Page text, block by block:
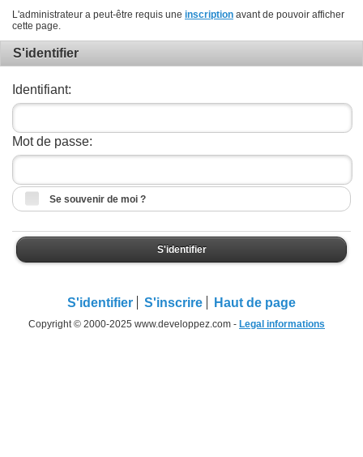
L'administrateur a peut-être requis une inscription avant de pouvoir afficher
cette page.
S'identifier
Identifiant:
Mot de passe:
Se souvenir de moi ?
S'identifier
S'identifier S'inscrire Haut de page
Copyright © 2000-2025 www.developpez.com - Legal informations